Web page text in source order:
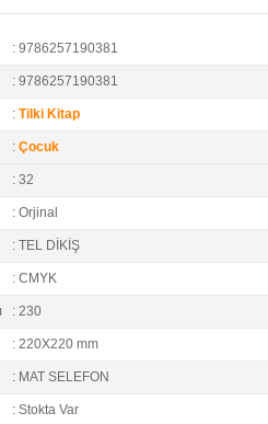
: 9786257190381
: 9786257190381
: Tilki Kitap
: Çocuk
: 32
: Orjinal
: TEL DİKİŞ
: CMYK
: 230
: 220X220 mm
: MAT SELEFON
: Stokta Var